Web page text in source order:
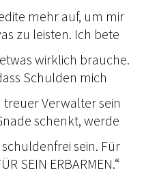
mehr auf, um mir
zu leisten. Ich bete
wirklich brauche.
Schulden mich
treuer Verwalter sein
schenkt, werde
sein. Für
SEIN ERBARMEN.“